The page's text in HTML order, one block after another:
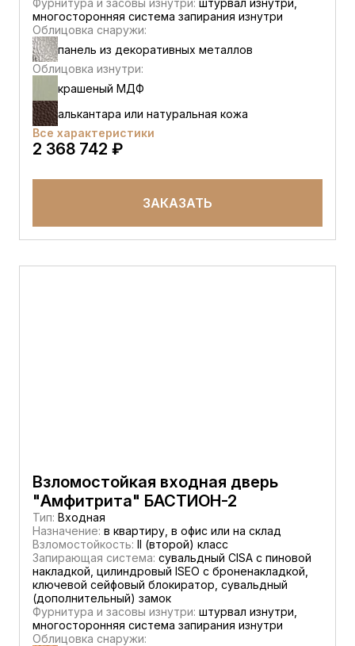
Фурнитура и засовы изнутри: штурвал изнутри,
многосторонняя система запирания изнутри
Облицовка снаружи:
панель из декоративных металлов
Облицовка изнутри:
крашеный МДФ
алькантара или натуральная кожа
Все характеристики
2 368 742 ₽
ЗАКАЗАТЬ
Взломостойкая входная дверь
"Амфитрита" БАСТИОН-2
Тип: Входная
Назначение: в квартиру, в офис или на склад
Взломостойкость: II (второй) класс
Запирающая система: сувальдный CISA c пиновой
накладкой, цилиндровый ISEO с броненакладкой,
ключевой сейфовый блокиратор, сувальдный
(дополнительный) замок
Фурнитура и засовы изнутри: штурвал изнутри,
многосторонняя система запирания изнутри
Облицовка снаружи: